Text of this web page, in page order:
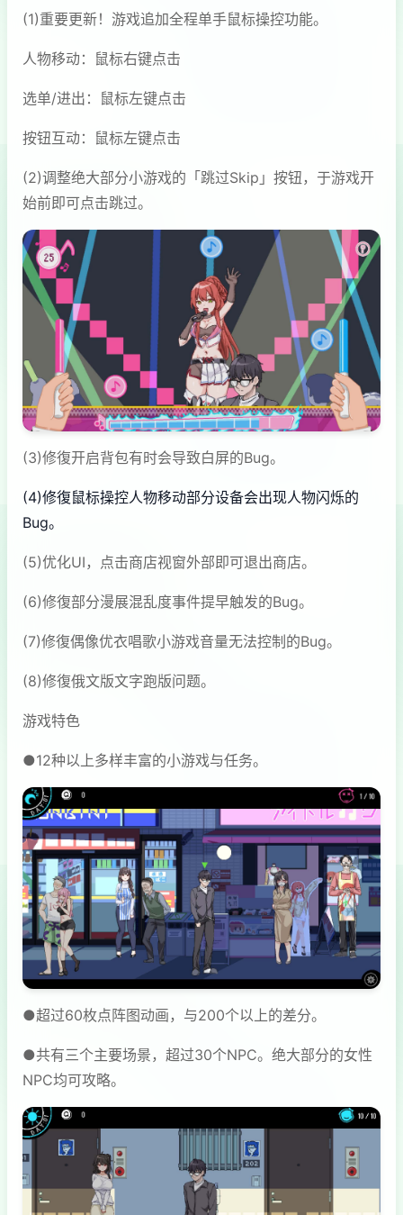
(1)重要更新！游戏追加全程单手鼠标操控功能。
人物移动：鼠标右键点击
选单/进出：鼠标左键点击
按钮互动：鼠标左键点击
(2)调整绝大部分小游戏的「跳过Skip」按钮，于游戏开
始前即可点击跳过。
(3)修復开启背包有时会导致白屏的Bug。
(4)修復鼠标操控人物移动部分设备会出现人物闪烁的
Bug。
(5)优化UI，点击商店视窗外部即可退出商店。
(6)修復部分漫展混乱度事件提早触发的Bug。
(7)修復偶像优衣唱歌小游戏音量无法控制的Bug。
(8)修復俄文版文字跑版问题。
游戏特色
●12种以上多样丰富的小游戏与任务。
●超过60枚点阵图动画，与200个以上的差分。
●共有三个主要场景，超过30个NPC。绝大部分的女性
NPC均可攻略。